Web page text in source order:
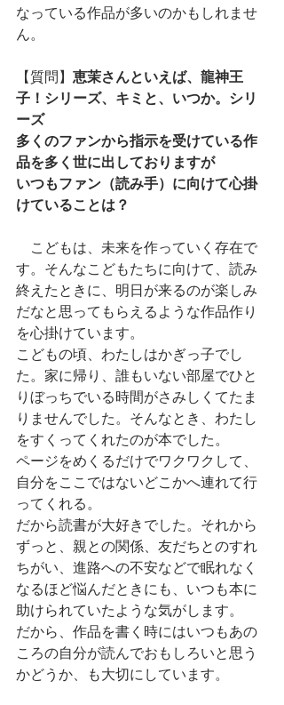
なっている作品が多いのかもしれませ
ん。
【質問】 恵茉さんといえば、龍神王
子！シリーズ、キミと、いつか。シリ
ーズ
多くのファンから指示を受けている作
品を多く世に出しておりますが
いつもファン（読み手）に向けて心掛
けていることは？
こどもは、未来を作っていく存在で
す。そんなこどもたちに向けて、読み
終えたときに、明日が来るのが楽しみ
だなと思ってもらえるような作品作り
を心掛けています。
こどもの頃、わたしはかぎっ子でし
た。家に帰り、誰もいない部屋でひと
りぼっちでいる時間がさみしくてたま
りませんでした。そんなとき、わたし
をすくってくれたのが本でした。
ページをめくるだけでワクワクして、
自分をここではないどこかへ連れて行
ってくれる。
だから読書が大好きでした。それから
ずっと、親との関係、友だちとのすれ
ちがい、進路への不安などで眠れなく
なるほど悩んだときにも、いつも本に
助けられていたような気がします。
だから、作品を書く時にはいつもあの
ころの自分が読んでおもしろいと思う
かどうか、も大切にしています。